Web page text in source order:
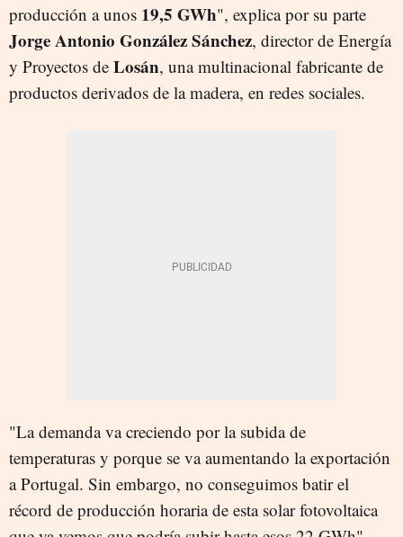
producción a unos 19,5 GWh", explica por su parte
Jorge Antonio González Sánchez, director de Energía
y Proyectos de Losán, una multinacional fabricante de
productos derivados de la madera, en redes sociales.
"La demanda va creciendo por la subida de
temperaturas y porque se va aumentando la exportación
a Portugal. Sin embargo, no conseguimos batir el
récord de producción horaria de esta solar fotovoltaica